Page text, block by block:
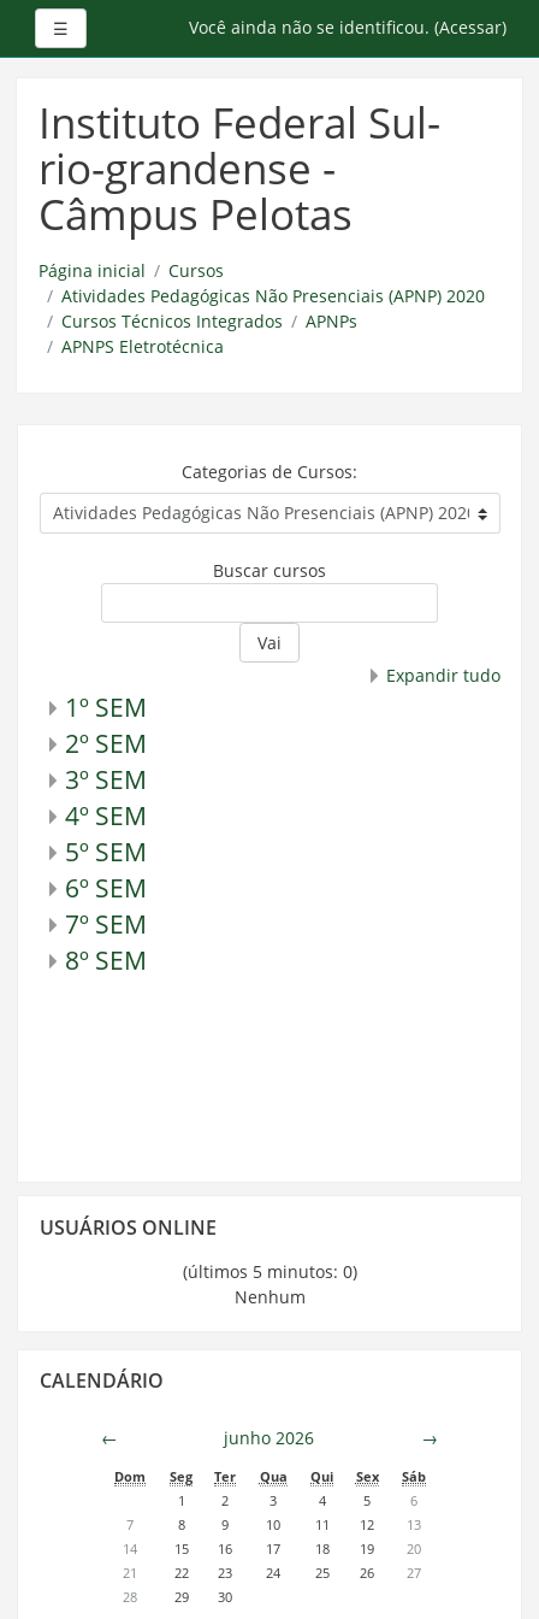
conteúdo
principal
☰ Você ainda não se identificou. (Acessar)
Instituto Federal Sul-
rio-grandense -
Câmpus Pelotas
Página inicial
Cursos
Atividades Pedagógicas Não Presenciais (APNP) 2020
Cursos Técnicos Integrados
APNPs
APNPS Eletrotécnica
Categorias de Cursos:
Buscar cursos
Vai
Expandir tudo
1º SEM
2º SEM
3º SEM
4º SEM
5º SEM
6º SEM
7º SEM
8º SEM
Usuários
USUÁRIOS ONLINE
(últimos 5 minutos: 0)
Nenhum
Calendário
CALENDÁRIO
← junho 2026 →
Dom Seg Ter Qua Qui Sex
Sáb
1
2 3 4 5
6
7
8 9 10 11 12
13
14
15 16 17 18 19
20
21
22 23 24 25 26
27
28
29 30